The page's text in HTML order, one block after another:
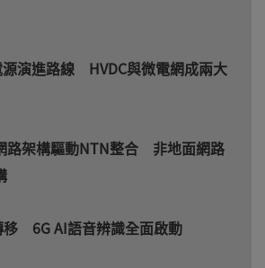
演進路線 HVDC與微電網成兩大
路架構驅動NTN整合 非地面網路
移 6G AI語音辨識全面啟動